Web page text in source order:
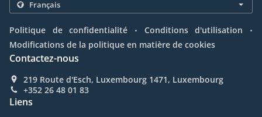
Politique de confidentialité . Conditions d'utilisation .
Modifications de la politique en matière de cookies
Contactez-nous
219 Route d'Esch, Luxembourg 1471, Luxembourg
+352 26 48 01 83
Liens